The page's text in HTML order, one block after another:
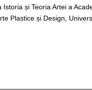
și Teoria Artei a
Plastice și Design,